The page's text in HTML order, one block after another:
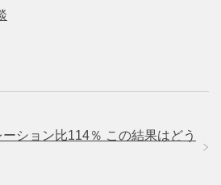
ション比114％ この結果はどう